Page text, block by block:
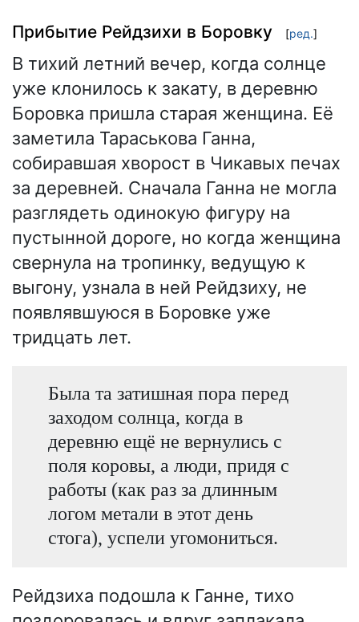
Прибытие Рейдзихи в Боровку [ред.]
В тихий летний вечер, когда солнце
уже клонилось к закату, в деревню
Боровка пришла старая женщина. Её
заметила Тараськова Ганна,
собиравшая хворост в Чикавых печах
за деревней. Сначала Ганна не могла
разглядеть одинокую фигуру на
пустынной дороге, но когда женщина
свернула на тропинку, ведущую к
выгону, узнала в ней Рейдзиху, не
появлявшуюся в Боровке уже
тридцать лет.
Была та затишная пора перед
заходом солнца, когда в
деревню ещё не вернулись с
поля коровы, а люди, придя с
работы (как раз за длинным
логом метали в этот день
стога), успели угомониться.
Рейдзиха подошла к Ганне, тихо